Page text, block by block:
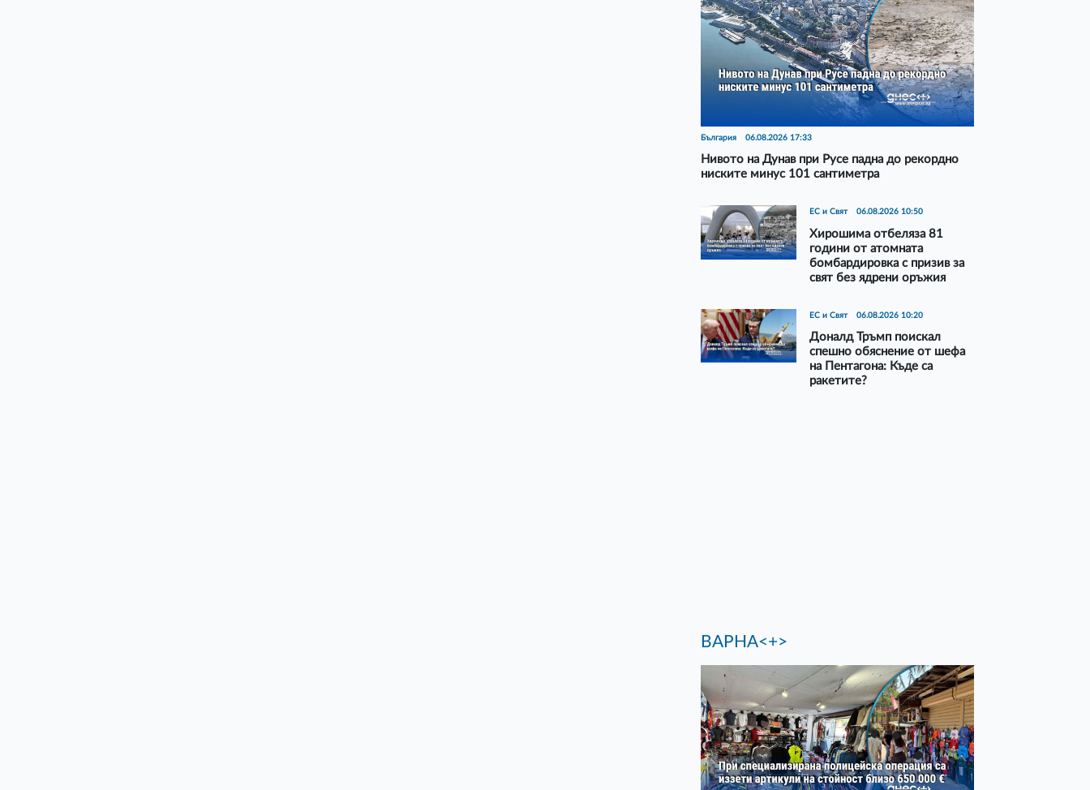
България 06.08.2026 17:33
Нивото на Дунав при Русе падна до рекордно
ниските минус 101 сантиметра
ЕС и Свят 06.08.2026 10:50
Хирошима отбеляза 81
години от атомната
бомбардировка с призив за
свят без ядрени оръжия
ЕС и Свят 06.08.2026 10:20
Доналд Тръмп поискал
спешно обяснение от шефа
на Пентагона: Къде са
ракетите?
ВАРНА<+>